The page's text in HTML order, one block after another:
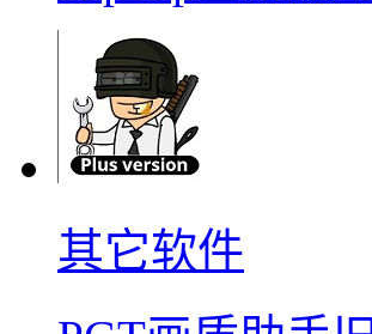
其它软件